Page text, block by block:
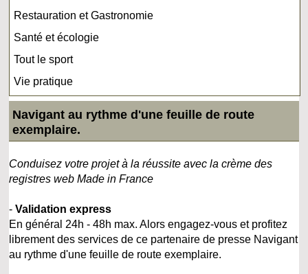
Restauration et Gastronomie
Santé et écologie
Tout le sport
Vie pratique
Navigant au rythme d'une feuille de route
exemplaire.
Conduisez votre projet à la réussite avec la crème des
registres web Made in France
-Validation express
En général 24h - 48h max. Alors engagez-vous et profitez
librement des services de ce partenaire de presse Navigant
au rythme d'une feuille de route exemplaire.